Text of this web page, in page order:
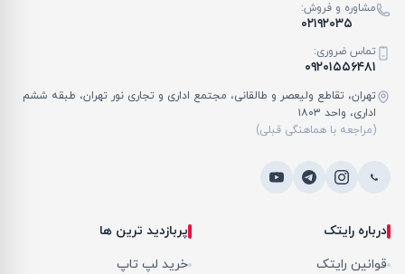
مشاوره و فروش:
۰۲۱۹۲۰۳۵
تماس ضروری:
۰۹۲۰۱۵۵۶۴۸۱
تهران، تقاطع ولیعصر و طالقانی، مجتمع اداری و تجاری نور تهران، طبقه ششم
اداری، واحد ۱۸۰۳
(مراجعه با هماهنگی قبلی)
درباره رایتک
قوانین رایتک
پربازدید ترین ها
خرید لپ تاپ